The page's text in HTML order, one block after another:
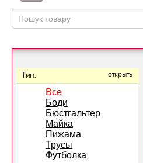
Тип: открыть
Все
Боди
Бюстгальтер
Майка
Пижама
Трусы
Футболка